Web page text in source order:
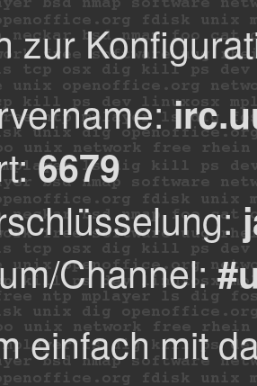
zur
6679
Channel:
einfach mit